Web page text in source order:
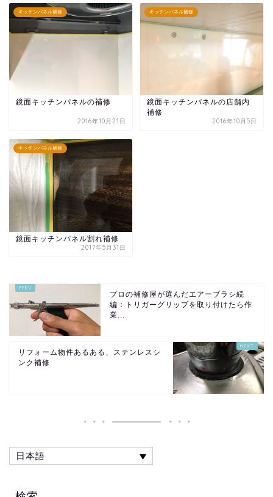
キッチンパネル補修
鏡面キッチンパネルの補修
2016年10月21日
キッチンパネル補修
鏡面キッチンパネルの店舗内
補修
2016年10月5日
キッチンパネル補修
鏡面キッチンパネル割れ補修
2017年5月31日
プロの補修屋が選んだエアーブラシ続
編：トリガーグリップを取り付けたら作
業...
リフォーム物件あるある、ステンレスシ
ンク補修
日本語